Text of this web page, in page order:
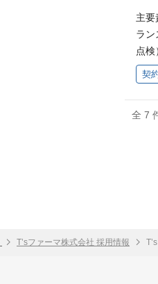
の支
む)
購買
む
主要
ラン
点
等）
員会
火・
原則
契
全 7
T’sファーマ株式会社 採用情報